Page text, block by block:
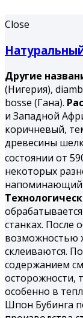
Close
Другие
(Нигерия),
bosse (Гана).
и Западной
коричневый,
древесины
состоянии от
некоторых
напоминающий
станках. После
возможностью
склеиваются.
содержанием
осторожности,
особенно в
Шпон Бубинга